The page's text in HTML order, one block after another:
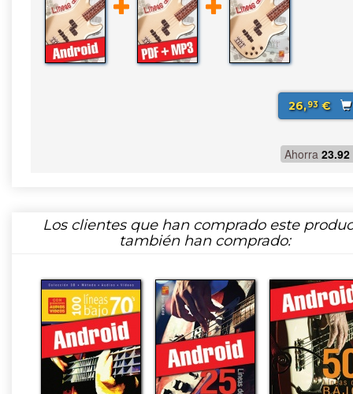
26,93€
Ahorra 23.92
Los clientes que han comprado este
también han comprado: